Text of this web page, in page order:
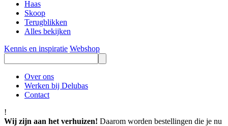
Haas
Skoop
Terugblikken
Alles bekijken
Kennis en inspiratie Webshop
Over ons
Werken bij Delubas
Contact
!
Wij zijn aan het verhuizen! Daarom worden bestellingen die je nu